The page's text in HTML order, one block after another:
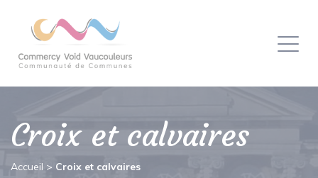
Croix et calvaires
Accueil > Croix et calvaires